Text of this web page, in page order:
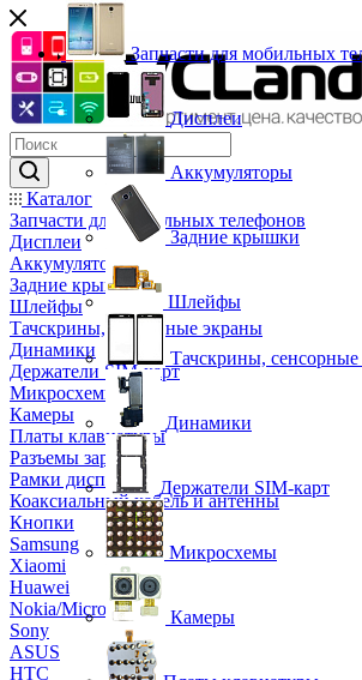
Каталог
Запчасти для мобильных телефонов
Дисплеи
Аккумуляторы
Задние крышки
Шлейфы
Тачскрины, сенсорные экраны
Динамики
Держатели SIM-карт
Микросхемы
Камеры
Платы клавиатуры
Разъемы зарядки
Рамки дисплея
Коаксиальный кабель и антенны
Кнопки
Samsung
Xiaomi
Huawei
Nokia/Microsoft
Sony
ASUS
HTC
Запчасти для мобильных
Дисплеи
Аккумуляторы
Задние крышки
Шлейфы
Тачскрины,
Динамики
Держатели SIM-карт
Микросхемы
Камеры